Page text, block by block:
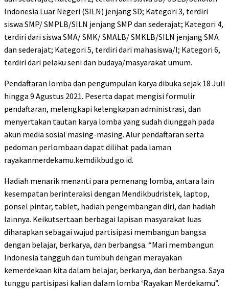
Indonesia Luar Negeri (SILN) jenjang SD; Kategori 3, terdiri
siswa SMP/ SMPLB/SILN jenjang SMP dan sederajat; Kategori 4,
terdiri dari siswa SMA/ SMK/ SMALB/ SMKLB/SILN jenjang SMA
dan sederajat; Kategori 5, terdiri dari mahasiswa/I; Kategori 6,
terdiri dari pelaku seni dan budaya/masyarakat umum.
Pendaftaran lomba dan pengumpulan karya dibuka sejak 18 Juli
hingga 9 Agustus 2021. Peserta dapat mengisi formulir
pendaftaran, melengkapi kelengkapan administrasi, dan
menyertakan tautan karya lomba yang sudah diunggah pada
akun media sosial masing-masing. Alur pendaftaran serta
pedoman perlombaan dapat dilihat pada laman
rayakanmerdekamu.kemdikbud.go.id.
Hadiah menarik menanti para pemenang lomba, antara lain
kesempatan berinteraksi dengan Mendikbudristek, laptop,
ponsel pintar, tablet, hadiah pengembangan diri, dan hadiah
lainnya. Keikutsertaan berbagai lapisan masyarakat luas
diharapkan sebagai wujud partisipasi membangun bangsa
dengan belajar, berkarya, dan berbangsa. “Mari membangun
Indonesia tangguh dan tumbuh dengan merayakan
kemerdekaan kita dalam belajar, berkarya, dan berbangsa. Saya
tunggu partisipasi kalian dalam lomba ‘Rayakan Merdekamu”.